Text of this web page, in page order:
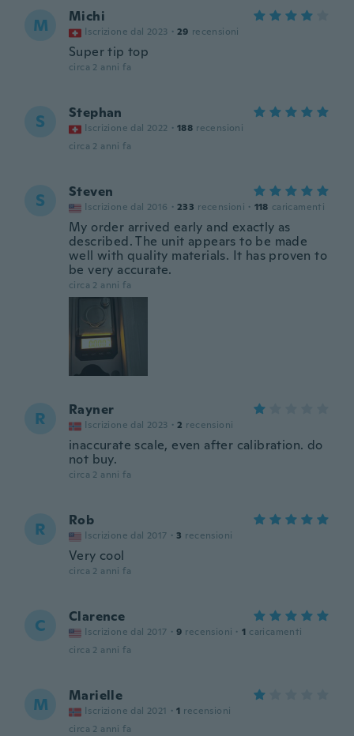
M Michi
Iscrizione dal 2023 · 29 recensioni
Super tip top
circa 2 anni fa
S Stephan
Iscrizione dal 2022 · 188 recensioni
circa 2 anni fa
S Steven
Iscrizione dal 2016 · 233 recensioni · 118 caricamenti
My order arrived early and exactly as
described. The unit appears to be made
well with quality materials. It has proven to
be very accurate.
circa 2 anni fa
R Rayner
Iscrizione dal 2023 · 2 recensioni
inaccurate scale, even after calibration. do
not buy.
circa 2 anni fa
R Rob
Iscrizione dal 2017 · 3 recensioni
Very cool
circa 2 anni fa
C Clarence
Iscrizione dal 2017 · 9 recensioni · 1 caricamenti
circa 2 anni fa
M Marielle
Iscrizione dal 2021 · 1 recensioni
circa 2 anni fa